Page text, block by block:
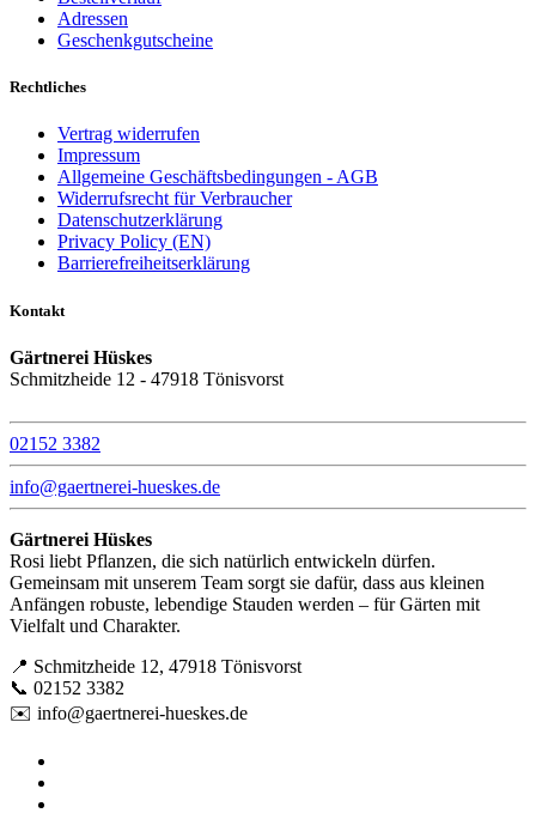
Adressen
Geschenkgutscheine
Rechtliches
Vertrag widerrufen
Impressum
Allgemeine Geschäftsbedingungen - AGB
Widerrufsrecht für Verbraucher
Datenschutzerklärung
Privacy Policy (EN)
Barrierefreiheitserklärung
Kontakt
Gärtnerei Hüskes
Schmitzheide 12 - 47918 Tönisvorst
02152 3382
info@gaertnerei-hueskes.de
Gärtnerei Hüskes
Rosi liebt Pflanzen, die sich natürlich entwickeln dürfen.
Gemeinsam mit unserem Team sorgt sie dafür, dass aus kleinen
Anfängen robuste, lebendige Stauden werden – für Gärten mit
Vielfalt und Charakter.
📍 Schmitzheide 12, 47918 Tönisvorst
📞 02152 3382
✉️ info@gaertnerei-hueskes.de